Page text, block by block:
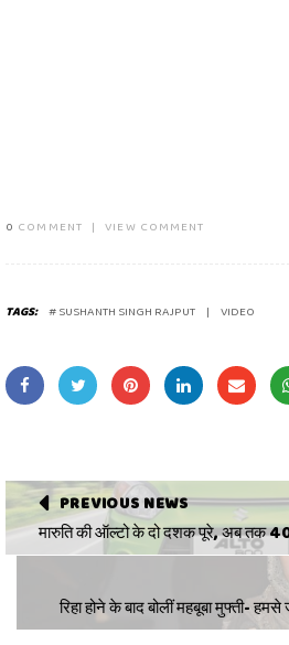
0 COMMENT | VIEW COMMENT
TAGS: # SUSHANTH SINGH RAJPUT VIDEO
PREVIOUS NEWS
मारुति की ऑल्टो के दो दशक पूरे, अब तक
रिहा होने के बाद बोलीं महबूबा मुफ्ती-